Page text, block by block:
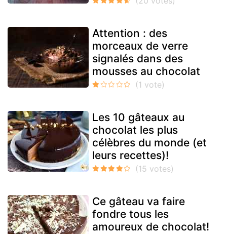
Attention : des
morceaux de verre
signalés dans des
mousses au chocolat
Les 10 gâteaux au
chocolat les plus
célèbres du monde (et
leurs recettes)!
Ce gâteau va faire
fondre tous les
amoureux de chocolat!